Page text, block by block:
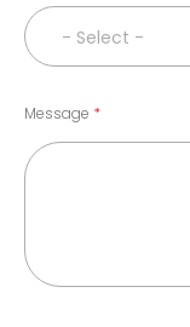
- Select -
Message